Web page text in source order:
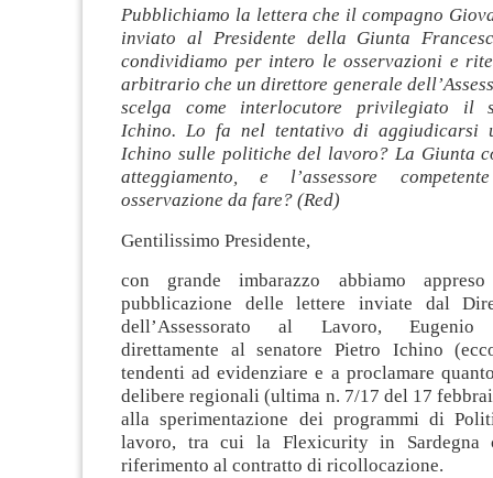
Pubblichiamo la lettera che il compagno
inviato al Presidente della Giunta
condividiamo per intero le osservazioni e
arbitrario che un direttore generale
scelga come interlocutore privilegiato il
Ichino. Lo fa nel tentativo di aggiudicarsi
Ichino sulle politiche del lavoro? La Giunta
atteggiamento, e l’assessore
osservazione da fare? (Red)
Gentilissimo Presidente,
con grande imbarazzo abbiamo
pubblicazione delle lettere inviate dal
dell’Assessorato al Lavoro, Eugenio
direttamente al senatore Pietro Ichino
tendenti ad evidenziare e a proclamare
delibere regionali (ultima n. 7/17 del 17
alla sperimentazione dei programmi di
lavoro, tra cui la Flexicurity in Sardegna
riferimento al contratto di ricollocazione.